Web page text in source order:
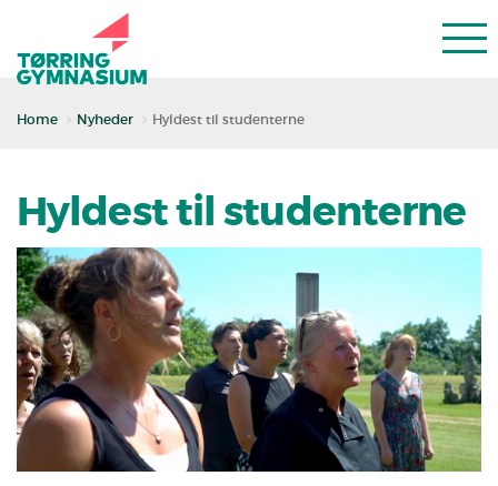
Home Nyheder Hyldest til studenterne
Hyldest til studenterne